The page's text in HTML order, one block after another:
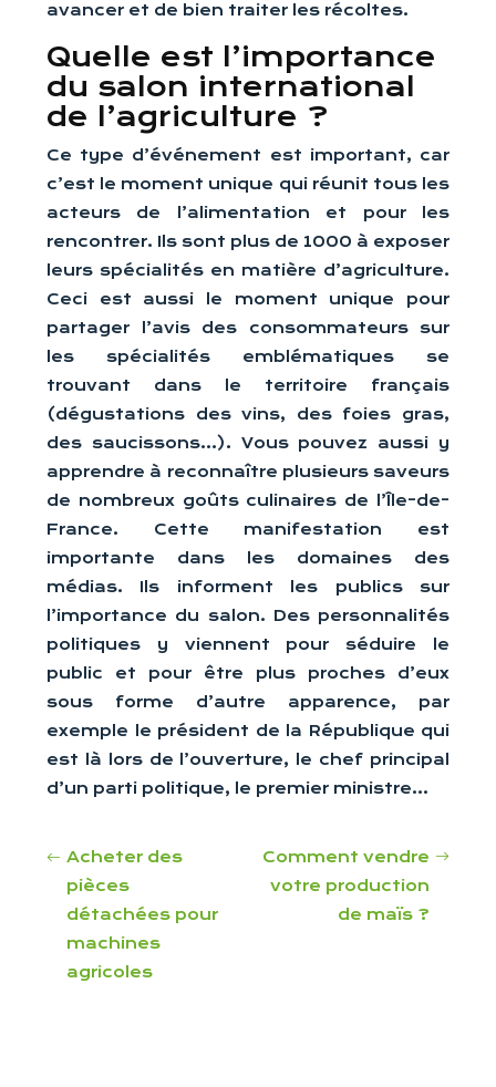
avancer et de bien traiter les récoltes.
Quelle est l’importance
du salon international
de l’agriculture ?
Ce type d’événement est important, car
c’est le moment unique qui réunit tous les
acteurs de l’alimentation et pour les
rencontrer. Ils sont plus de 1000 à exposer
leurs spécialités en matière d’agriculture.
Ceci est aussi le moment unique pour
partager l’avis des consommateurs sur
les spécialités emblématiques se
trouvant dans le territoire français
(dégustations des vins, des foies gras,
des saucissons…). Vous pouvez aussi y
apprendre à reconnaître plusieurs saveurs
de nombreux goûts culinaires de l’Île-de-
France. Cette manifestation est
importante dans les domaines des
médias. Ils informent les publics sur
l’importance du salon. Des personnalités
politiques y viennent pour séduire le
public et pour être plus proches d’eux
sous forme d’autre apparence, par
exemple le président de la République qui
est là lors de l’ouverture, le chef principal
d’un parti politique, le premier ministre…
Acheter des
pièces
détachées pour
machines
agricoles
Comment vendre
votre production
de maïs ?